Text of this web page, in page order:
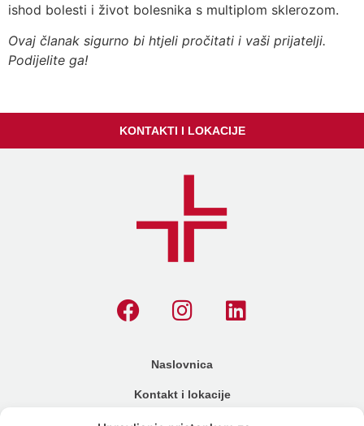
ishod bolesti i život bolesnika s multiplom sklerozom.
Ovaj članak sigurno bi htjeli pročitati i vaši prijatelji.
Podijelite ga!
KONTAKTI I LOKACIJE
Naslovnica
Kontakt i lokacije